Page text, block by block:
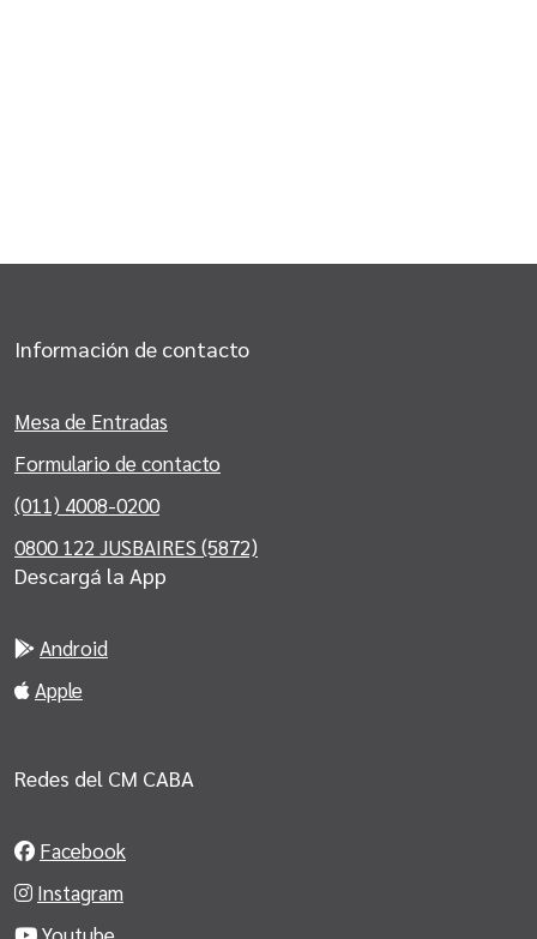
Información de contacto
Mesa de Entradas
Formulario de contacto
(011) 4008-0200
0800 122 JUSBAIRES (5872)
Descargá la App
Android
Apple
Redes del CM CABA
Facebook
Instagram